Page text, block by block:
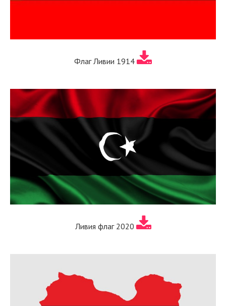
Флаг Ливии 1914
Ливия флаг 2020